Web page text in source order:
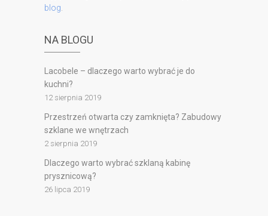
blog
NA BLOGU
Lacobele – dlaczego warto wybrać je do
kuchni?
12 sierpnia 2019
Przestrzeń otwarta czy zamknięta? Zabudowy
szklane we wnętrzach
2 sierpnia 2019
Dlaczego warto wybrać szklaną kabinę
prysznicową?
26 lipca 2019